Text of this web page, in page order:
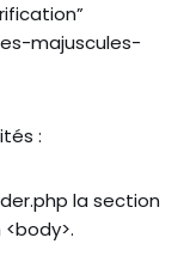
majuscules-
:
la section